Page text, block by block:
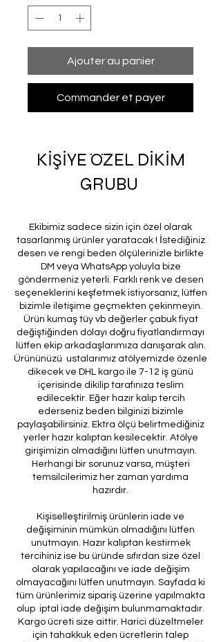
Ajouter au panier
Commander et payer
KİŞİYE ÖZEL DİKİM
GRUBU
Ekibimiz sadece sizin için özel olarak
tasarlanmış ürünler yaratacak ! İstediğiniz
desen ve rengi beden ölçülerinizle birlikte
DM veya WhatsApp yoluyla bize
göndermeniz yeterli. Farklı renk ve desen
seçeneklerini keşfetmek istiyorsanız, lütfen
bizimle iletişime geçmekten çekinmeyin.
Ürün kumaş tüy vb değerler çabuk fiyat
değiştiğinden dolayı doğru fiyatlandırmayı
lütfen ekip arkadaşlarımıza danışarak alın.
Ürününüzü ustalarımız atölyemizde özenle
dikecek ve DHL kargo ile 7-12 iş günü
içerisinde dikilip tarafınıza teslim
edilecektir. Eğer hazır kalıp tercih
ederseniz beden bilginizi bizimle
paylaşabilirsiniz. Ektra ölçü belirtmediğiniz
yerler hazır kalıptan kesilecektir. Atölye
girişimizin olmadığını lütfen unutmayın.
Herhangi bir sorunuz varsa, müşteri
temsilcilerimiz her zaman yardıma
hazırdır.
Kişiselleştirilmiş ürünlerin iade ve
değişiminin mümkün olmadığını lütfen
unutmayın. Hazır kalıptan kestirmek
tercihiniz ise bu üründe sıfırdan size özel
olarak yapılacağını ve iade değişim
olmayacağını lütfen unutmayın. Sayfada ki
tüm ürünlerimiz sipariş üzerine yapılmakta
olup iptal iade değişim bulunmamaktadır.
Kargo ücreti size aittir. Harici düzeltmeler
için tahakkuk eden ücretlerin talep